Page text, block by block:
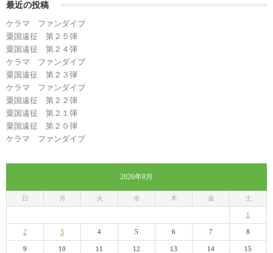
最近の投稿
ケラマ ファンダイブ
粟国遠征 第２５弾
粟国遠征 第２４弾
ケラマ ファンダイブ
粟国遠征 第２３弾
ケラマ ファンダイブ
粟国遠征 第２２弾
粟国遠征 第２１弾
粟国遠征 第２０弾
ケラマ ファンダイブ
2026年8月
日 月 火 水 木 金 土
1
2 3 4 5 6 7 8
9 10 11 12 13 14 15